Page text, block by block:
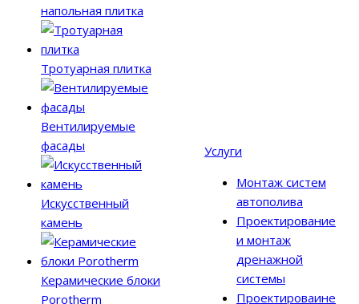
напольная плитка
Тротуарная плитка
Вентилируемые
фасады
Искусственный
камень
Керамические блоки
Porotherm
Услуги
Монтаж систем
автополива
Проектирование
и монтаж
дренажной
системы
Проектироваине